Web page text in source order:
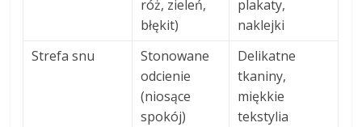
róż, zieleń,
błękit)
plakaty,
naklejki
Strefa snu
Stonowane
odcienie
(niosące
spokój)
Delikatne
tkaniny,
miękkie
tekstylia